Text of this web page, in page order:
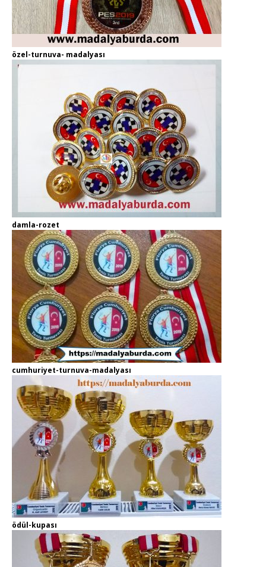
özel-turnuva- madalyası
damla-rozet
cumhuriyet-turnuva-madalyası
ödül-kupası